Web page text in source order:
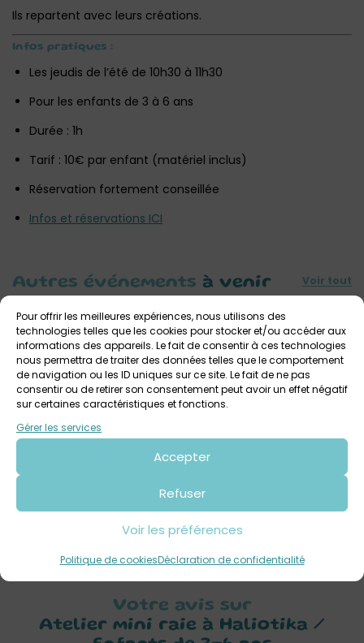
Pour offrir les meilleures expériences, nous utilisons des
technologies telles que les cookies pour stocker et/ou accéder aux
informations des appareils. Le fait de consentir à ces technologies
nous permettra de traiter des données telles que le comportement
de navigation ou les ID uniques sur ce site. Le fait de ne pas
consentir ou de retirer son consentement peut avoir un effet négatif
sur certaines caractéristiques et fonctions.
Gérer les services
Accepter
Refuser
Voir les préférences
Politique de cookiesDéclaration de confidentialité
Ils repartent avec leurs créations.
Infos pratiques :
Les jeudis de l’été de 10h30 à 11h30
Pour les enfants de 3 à 6 ans
Durée : 1h
Tarif : 10€ par enfant (matériel inclus)
Réservation fortement conseillée
Infos et réservations ICI
Autres événements à venir Voir tout
3 août 2026 > 7 août 2026
Visite de la criée avec Haliotika : Découverte
Haliotika, La Cité de la pêche Tout public
Votre avis sur
Atelier mini raie à Haliotika /